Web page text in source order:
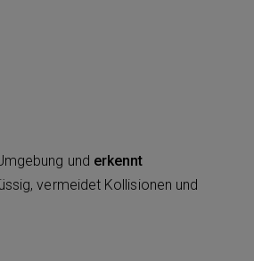
und erkennt
vermeidet Kollisionen und